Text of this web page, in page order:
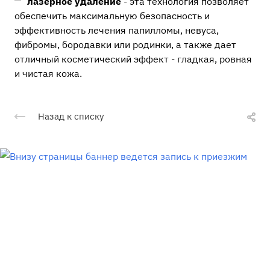
обеспечить максимальную безопасность и
эффективность лечения папилломы, невуса,
фибромы, бородавки или родинки, а также дает
отличный косметический эффект - гладкая, ровная
и чистая кожа.
Назад к списку